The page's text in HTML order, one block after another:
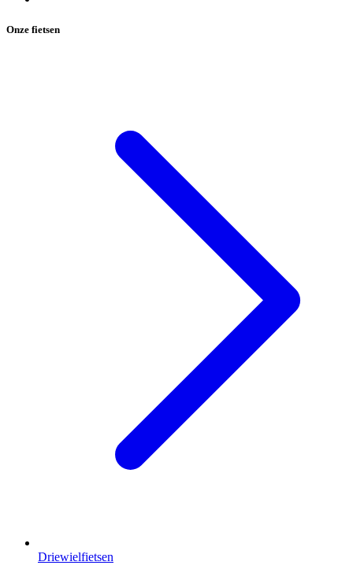
Onze fietsen
Driewielfietsen